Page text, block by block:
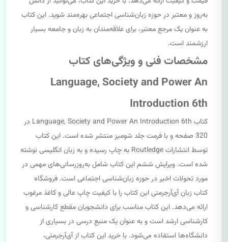
به‌روز و معتبر در حوزه زبان‌شناسی اجتماعی بهره‌مند شوید. این کتاب
به عنوان یک مرجع معتبر، برای علاقه‌مندان به زبان و جامعه بسیار
ارزشمند است.
مشخصات فنی و ویژگی‌های کتاب
Language, Society and Power An
Introduction 6th
کتاب Language, Society and Power An Introduction 6th در
320 صفحه و با فرمت جلد شومیز منتشر شده است. این کتاب
توسط انتشارات Routledge به چاپ رسیده و به زبان انگلیسی نوشته
شده است. ویرایش ششم این کتاب شامل به‌روزرسانی‌های مهمی در
مورد تحولات اخیر در حوزه زبان‌شناسی اجتماعی است. فروشگاه
کتاب زبان آی‌آرجرمنی این کتاب را با کیفیت چاپ عالی و کاغذ مرغوب
ارائه می‌دهد. این کتاب مناسب برای دانشجویان مقطع کارشناسی و
کارشناسی ارشد است و به عنوان یک منبع درسی در بسیاری از
دانشگاه‌ها استفاده می‌شود. با خرید این کتاب از آی‌آرجرمنی،